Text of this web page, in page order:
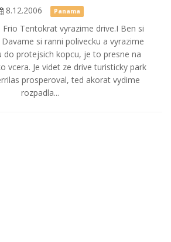
8.12.2006 Panama
Tentokrat vyrazime drive.I Ben si
si ranni polivecku a vyrazime
do protejsich kopcu, je to presne na
vcera. Je videt ze drive turisticky park
prosperoval, ted akorat vydime
rozpadla...